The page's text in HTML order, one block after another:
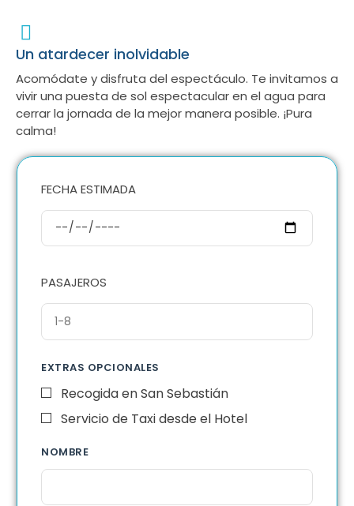
Un atardecer inolvidable
Acomódate y disfruta del espectáculo. Te invitamos a
vivir una puesta de sol espectacular en el agua para
cerrar la jornada de la mejor manera posible. ¡Pura
calma!
FECHA ESTIMADA
PASAJEROS
EXTRAS OPCIONALES
Recogida en San Sebastián
Servicio de Taxi desde el Hotel
NOMBRE